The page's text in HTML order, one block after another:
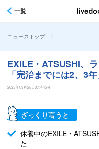
一覧
ニューストップ >
EXILE・ATSUSHI、
「完治までには2、3年
2023年09月28日07時45分
ざっくり言うと
休養中のEXILE・
た